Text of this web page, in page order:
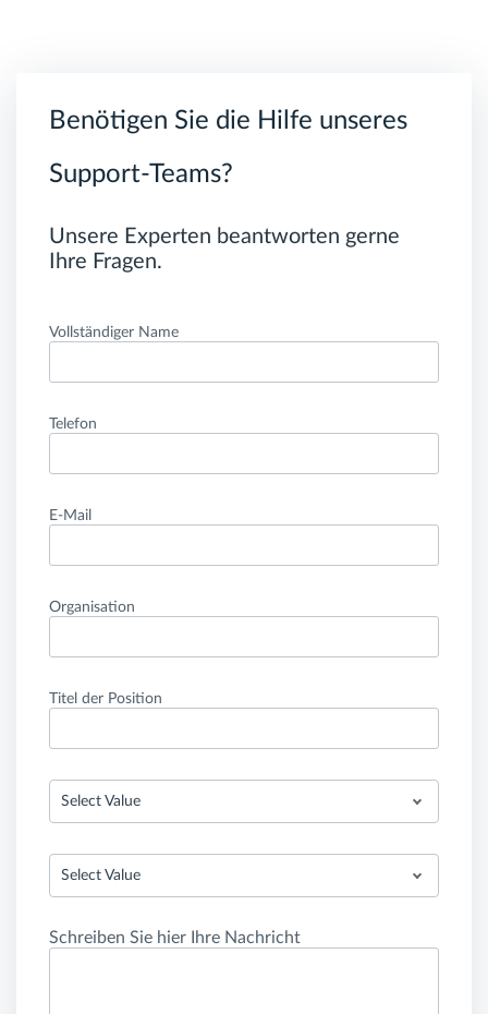
Benötigen Sie die Hilfe unseres
Support-Teams?
Unsere Experten beantworten gerne
Ihre Fragen.
Vollständiger Name
Telefon
E-Mail
Organisation
Titel der Position
Select Value
Select Value
Schreiben Sie hier Ihre Nachricht